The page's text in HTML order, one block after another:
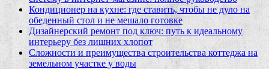
Кондиционер на кухне: где ставить, чтобы не дуло на
обеденный стол и не мешало готовке
Дизайнерский ремонт под ключ: путь к идеальному
интерьеру без лишних хлопот
Сложности и преимущества строительства коттеджа на
земельном участке у воды